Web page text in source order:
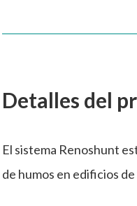
Detalles del
El sistema Renoshunt
de humos en edificios